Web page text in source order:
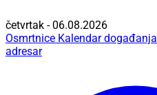
četvrtak - 06.08.2026
Osmrtnice Kalendar događanja
adresar